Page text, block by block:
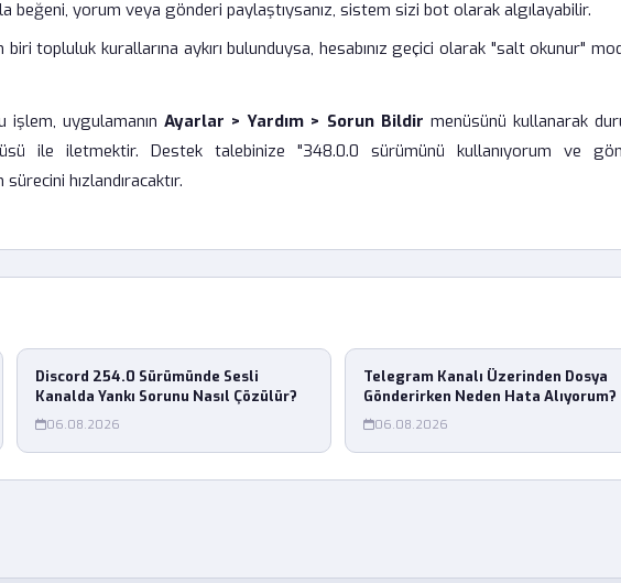
beğeni, yorum veya gönderi paylaştıysanız, sistem sizi bot olarak algılayabilir.
biri topluluk kurallarına aykırı bulunduysa, hesabınız geçici olarak "salt okunur"
işlem, uygulamanın Ayarlar > Yardım > Sorun Bildir menüsünü kullanarak
ile iletmektir. Destek talebinize "348.0.0 sürümünü kullanıyorum ve
hızlandıracaktır.
Discord 254.0 Sürümünde Sesli
Kanalda Yankı Sorunu Nasıl Çözülür?
06.08.2026
Telegram Kanalı Üzerinden Dosya
Gönderirken Neden Hata Alıyorum?
06.08.2026